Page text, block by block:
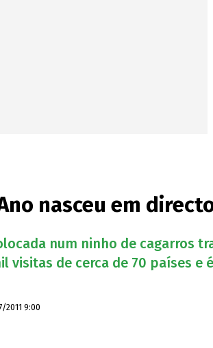
nasceu em
num ninho de cagarros
visitas de cerca de 70 países e
2011 9:00